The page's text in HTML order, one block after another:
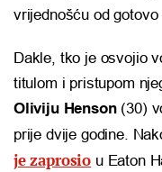
vrijednošću od
Dakle, tko je osvojio
titulom i pristupom
Oliviju Henson(30)
prije dvije godine.
je zaprosio u Eaton